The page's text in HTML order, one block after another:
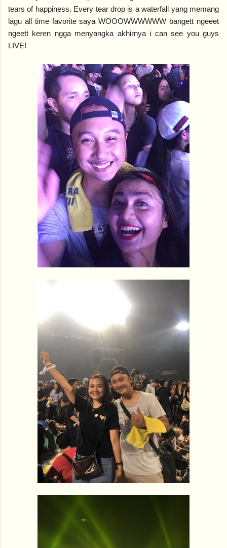
tears of happiness. Every tear drop is a waterfall yang memang
lagu all time favorite saya WOOOWWWWWW bangett ngeeet
ngeett keren ngga menyangka akhirnya i can see you guys
LIVE!